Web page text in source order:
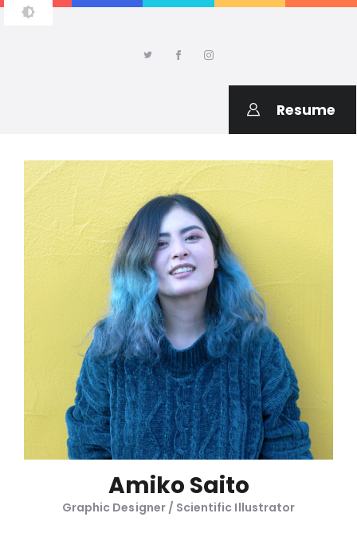
Resume
Amiko Saito
Graphic Designer / Scientific Illustrator
AMIKO SAITO DESIGN